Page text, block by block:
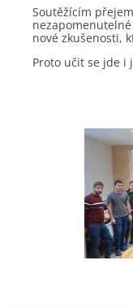
Soutěžícím
nové zkušenosti,
Proto učit se jde i